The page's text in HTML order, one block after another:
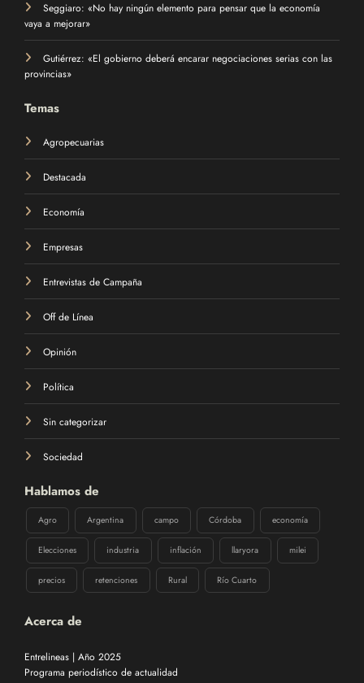
Seggiaro: «No hay ningún elemento para pensar que la economía
vaya a mejorar»
Gutiérrez: «El gobierno deberá encarar negociaciones serias con las
provincias»
Temas
Agropecuarias
Destacada
Economía
Empresas
Entrevistas de Campaña
Off de Línea
Opinión
Política
Sin categorizar
Sociedad
Hablamos de
Agro Argentina campo Córdoba economía
Elecciones industria inflación llaryora milei
precios retenciones Rural Río Cuarto
Acerca de
Entrelineas | Año 2025
Programa periodístico de actualidad